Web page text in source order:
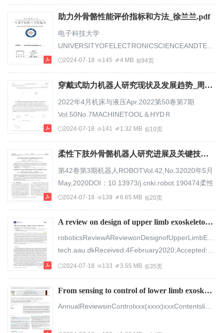
院沈阳自动化研究所机器人学国家重点实验室，辽
新研究院，辽宁沈阳110169；3.中国科学院大学，
复、工业以及军事等领域的应用需求，并对刚性
助力外骨骼性能评价指标和方法_徐兰兰.pdf
电子科技大学
专业学位硕士学位论文
论文题目助力外骨骼性能评价指标和方法专业学位
邱静副教授指导教师分类号密级UDC注1学位论文
徐兰兰（作者姓名）指导教师邱静副教授电子科技
硕士专业学位类别工程硕...
2024-07-18 145 4 MB 94页
穿戴式助力机器人研究现状及发展趋势_周加永.pdf
2022年4月机床与液压Apr.2022第50卷第7期
Vol.50No.7MACHINETOOL＆HYDＲ
AULICSDOI：10．3969/j.issn.1001－
华，马佳佳，等．穿戴式助力机器人研究现状及发
－157．ZHOUJiayong，WANGBaohua，
MAJiajia，etal．Ｒ
50（7）：148－157．...
2024-07-18 141 1.32 MB 10页
柔性下肢外骨骼机器人研究进展及关键技术分析_赵新刚.pdf
第42卷第3期机器人ROBOTVol.42,No.32020年5月
May,2020DOI：10.13973/j.cnki.robot.190474柔性
下肢外骨骼机器人研究进展及关键技术分析赵新刚
院沈阳自动化研究所机器人学国家重点实验室，辽
复、工业以及军事等领域的应用需求，并对刚性
2024-07-18 139 6.65 MB 20页
A review on design of upper limb exoskeletons.pdf
2024-07-18 133 3.55 MB 35页
From sensing to control of lower limb exoskeleton_ a systematic review.pdf